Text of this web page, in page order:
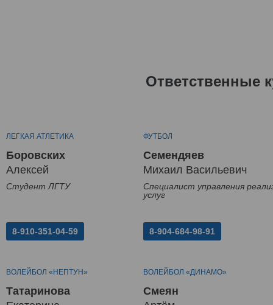
Ответственные
ЛЕГКАЯ АТЛЕТИКА
Боровских
Алексей
Студент ЛГТУ
8-910-351-04-59
ФУТБОЛ
Семендяев
Михаил Васильевич
Специалист управления
услуг
8-904-684-98-91
ВОЛЕЙБОЛ «НЕПТУН»
Татаринова
ВОЛЕЙБОЛ «ДИНАМО»
Смеян